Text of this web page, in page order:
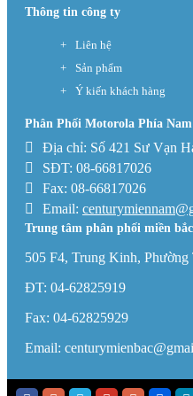
Thông tin công ty
Liên hệ
Sản phẩm
Ý kiến khách hàng
Phân Phối Motorola Phía Nam
Địa chỉ: Số 421 Sư Vạn
SĐT: 08-66817026
Fax: 08-66817026
Email:
Trung tâm phân phối miền bắc
505 F4, Trung Kinh,
ĐT: 04-62825919
Fax: 04-62825929
Email: